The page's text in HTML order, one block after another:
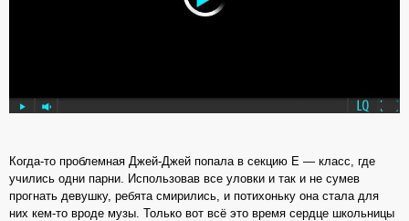
Когда-то проблемная Джей-Джей попала в секцию Е — класс, где
учились одни парни. Использовав все уловки и так и не сумев
прогнать девушку, ребята смирились, и потихоньку она стала для
них кем-то вроде музы. Только вот всё это время сердце школьницы